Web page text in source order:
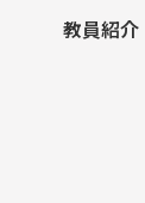
教員紹介